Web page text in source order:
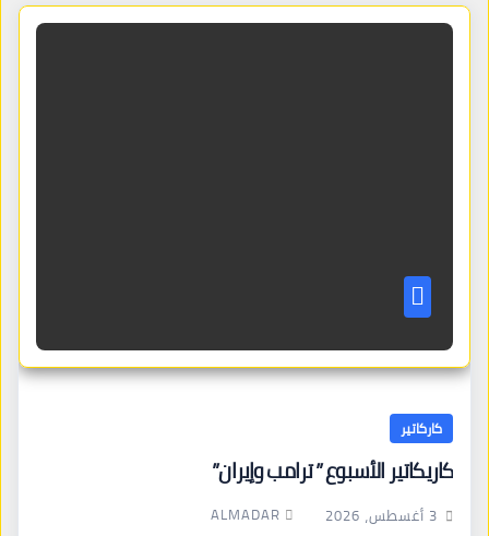
كاركاتير
كاريكاتير الأسبوع ” ترامب وإيران”
3 أغسطس، 2026 ALMADAR